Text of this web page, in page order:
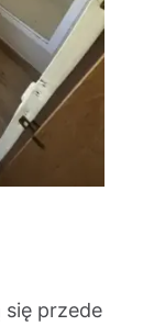
przede